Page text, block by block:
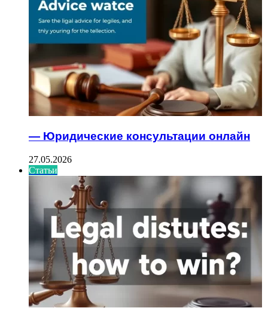
— Юридические консультации онлайн
27.05.2026
Статьи